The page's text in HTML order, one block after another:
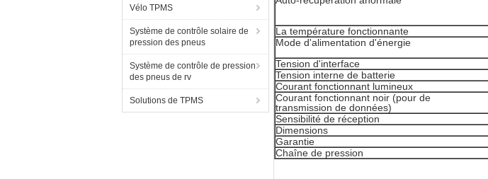
Vélo TPMS
Système de contrôle solaire de
pression des pneus
Système de contrôle de pression
des pneus de rv
Solutions de TPMS
La température fonctionnante
Mode d'alimentation d'énergie
Tension d'interface
Tension interne de batterie
Courant fonctionnant lumineux
Courant fonctionnant noir (pour de
transmission de données)
Sensibilité de réception
Dimensions
Garantie
Chaîne de pression